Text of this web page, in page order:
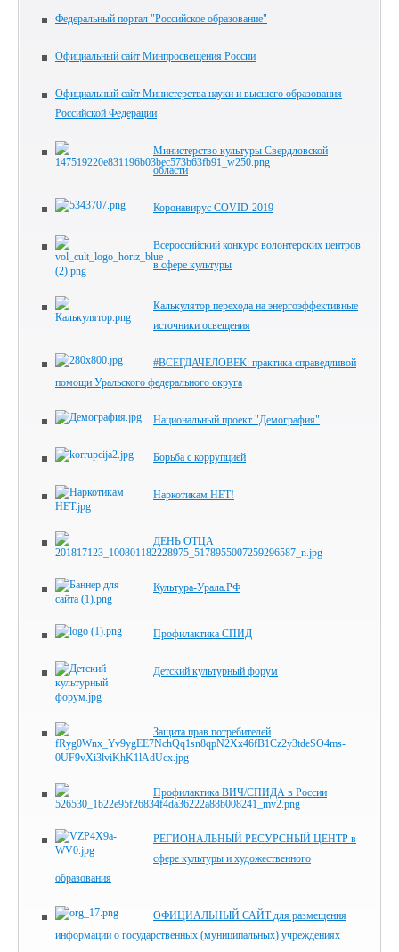
Федеральный портал "Российское образование"
Официальный сайт Минпросвещения России
Официальный сайт Министерства науки и высшего образования
Российской Федерации
Министерство культуры Свердловской
области
Коронавирус COVID-2019
Всероссийский конкурс волонтерских центров
в сфере культуры
Калькулятор перехода на энергоэффективные
источники освещения
#ВСЕГДАЧЕЛОВЕК: практика справедливой
помощи Уральского федерального округа
Национальный проект "Демография"
Борьба с коррупцией
Наркотикам НЕТ!
ДЕНЬ ОТЦА
Культура-Урала.РФ
Профилактика СПИД
Детский культурный форум
Защита прав потребителей
Профилактика ВИЧ/СПИДА в России
РЕГИОНАЛЬНЫЙ РЕСУРСНЫЙ ЦЕНТР в
сфере культуры и художественного
образования
ОФИЦИАЛЬНЫЙ САЙТ для размещения
информации о государственных (муниципальных) учреждениях